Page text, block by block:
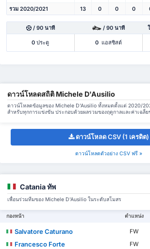
รวม 2020/2021 13 0 0 0
/ 90 นาที / 90 นาที
0 ประตู 0 แอสซิสต์
ดาวน์โหลดสถิติ Michele D'Ausilio
ดาวน์โหลดข้อมูลของ Michele D'Ausilio ทั้งหมดตั้งแต่ 2020/
สำหรับทุกการแข่งขัน ประกอบด้วยผลรวมของฤดูกาลและค่าเฉลี่ย
ดาวน์โหลด CSV (1 เครดิต)
ดาวน์โหลดตัวอย่าง CSV ฟรี »
Catania ทัพ
เพื่อนร่วมทีมของ Michele D'Ausilio ในระดับสโมสร
กองหน้า ตำแหน่ง
Salvatore Caturano FW
Francesco Forte
FW